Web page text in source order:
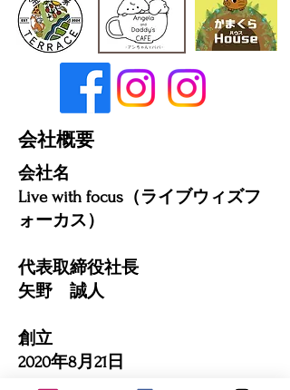
​会社概要
​会社名
Live with focus（ライブウィズフ
ォーカス）
代表取締役社長
矢野 誠人
創立
2020年8月21日